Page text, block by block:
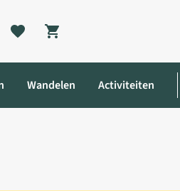
Shopping cart
Wandelen Activiteiten